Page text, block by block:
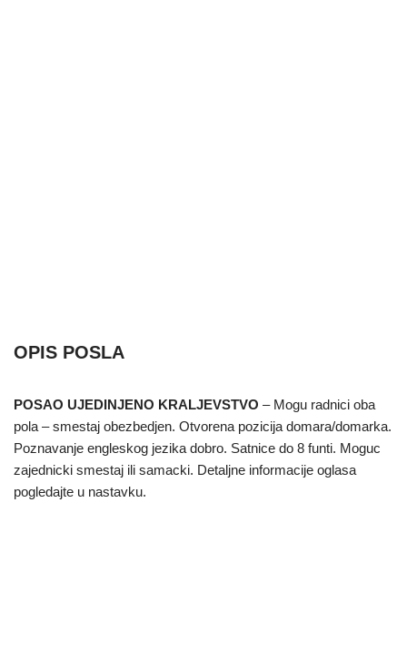
OPIS POSLA
POSAO UJEDINJENO KRALJEVSTVO – Mogu radnici oba
pola – smestaj obezbedjen. Otvorena pozicija domara/domarka.
Poznavanje engleskog jezika dobro. Satnice do 8 funti. Moguc
zajednicki smestaj ili samacki. Detaljne informacije oglasa
pogledajte u nastavku.